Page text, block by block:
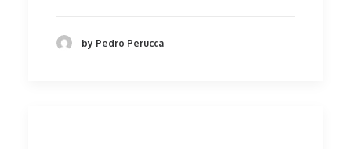
by Pedro Perucca